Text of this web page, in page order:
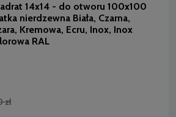
14x14 - do otworu 100x100
nierdzewna Biała, Czarna,
Kremowa, Ecru, Inox, Inox
RAL
zł